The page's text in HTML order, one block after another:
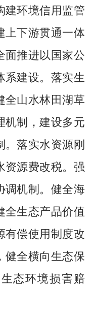
建环境信用监管
上下游贯通一体
面推进以国家公
系建设。落实生
全山水林田湖草
机制，建设多元
。落实水资源刚
资源费改税。强
调机制。健全海
全生态产品价值
有偿使用制度改
健全横向生态保
态环境损害赔